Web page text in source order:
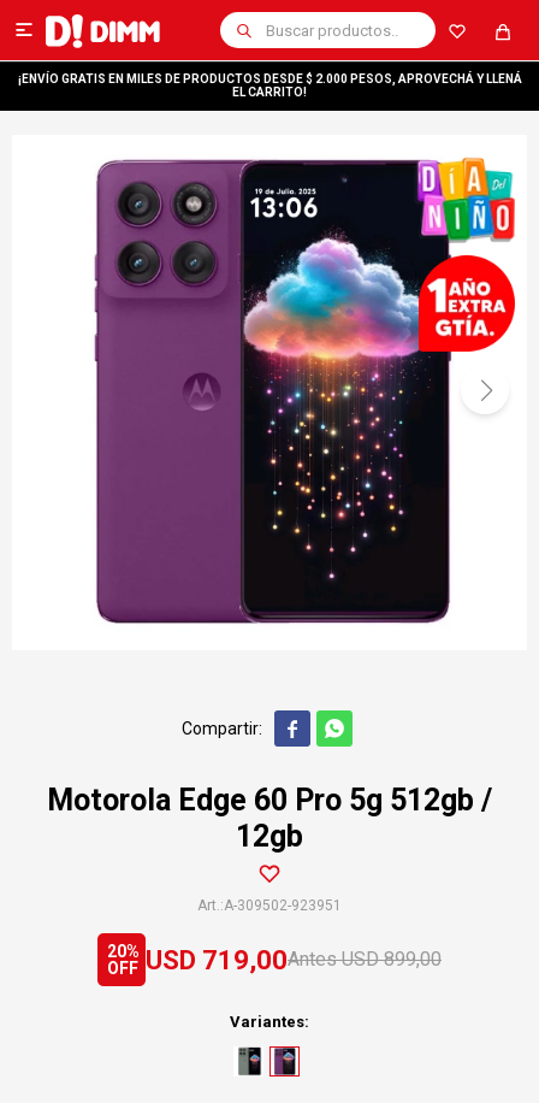

¡ENVÍO GRATIS EN MILES DE PRODUCTOS DESDE $ 2.000 PESOS, APROVECHÁ Y LLENÁ
EL CARRITO!
 
Motorola Edge 60 Pro 5g 512gb /
12gb
A-309502-923951
USD 719,00 USD 899,00
20
Variantes: